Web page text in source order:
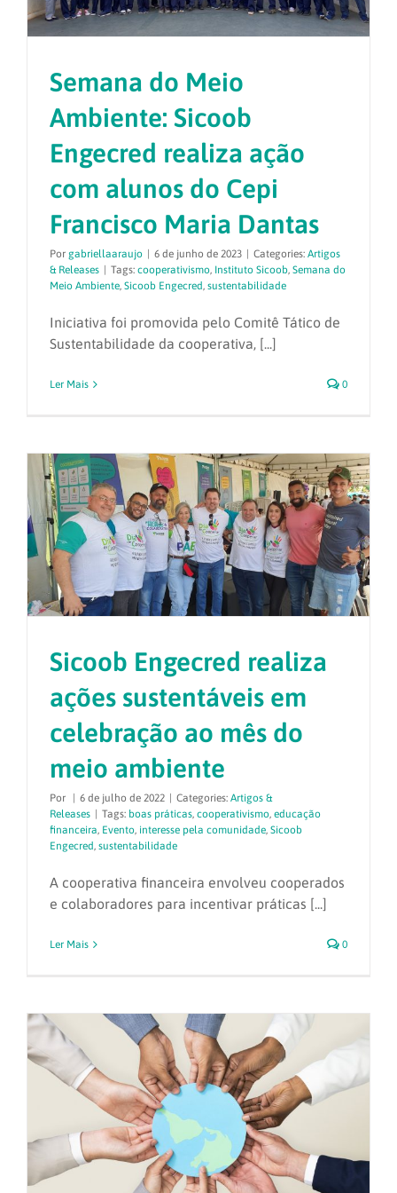
Semana do Meio
Ambiente: Sicoob
Engecred realiza ação
com alunos do Cepi
Francisco Maria Dantas
Por gabriellaaraujo 6 de junho de 2023 Categories: Artigos
& Releases
Tags: cooperativismo, Instituto Sicoob, Semana do
Meio Ambiente, Sicoob Engecred, sustentabilidade
Iniciativa foi promovida pelo Comitê Tático de
Sustentabilidade da cooperativa, [...]
Ler Mais 0
Sicoob Engecred realiza
ações sustentáveis em
celebração ao mês do
meio ambiente
Por | 6 de julho de 2022 | Categories: Artigos &
Releases | Tags: boas práticas, cooperativismo, educação
financeira, Evento, interesse pela comunidade, Sicoob
Engecred, sustentabilidade
A cooperativa financeira envolveu cooperados
e colaboradores para incentivar práticas [...]
Ler Mais 0